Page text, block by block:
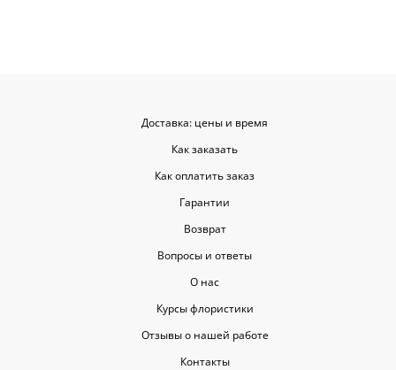
Доставка: цены и время
Как заказать
Как оплатить заказ
Гарантии
Возврат
Вопросы и ответы
О нас
Курсы флористики
Отзывы о нашей работе
Контакты